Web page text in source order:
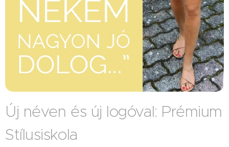
Új néven és új logóval: Prémium
Stílusiskola